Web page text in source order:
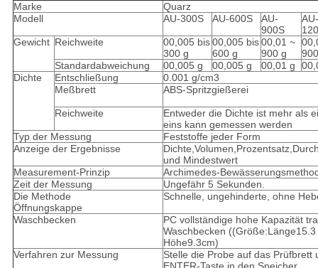
Marke
Quarz
Modell
AU-300S AU-600S
AU-
900S
AU-
Gewicht Reichweite
00,005 bis
300 g
00,005 bis
600 g
00,01 ~
900 g
Standardabweichung
00,005 g 00,005 g 00,01 g
Dichte
Entschließung
0.001 g/cm3
Meßbrett
ABS-Spritzgießerei
Reichweite
Entweder die Dichte ist mehr als
eins kann gemessen werden
Typ der Messung
Feststoffe jeder Form
Anzeige der Ergebnisse
und Mindestwert
Measurement-Prinzip
Archimedes-
Zeit der Messung
Ungefähr 5 Sekunden.
Die Methode
Öffnungskappe
Schnelle, ungehinderte, ohne
Waschbecken
PC vollständige hohe Kapazität
Waschbecken
Höhe9.3cm)
Verfahren zur Messung
Stelle die Probe auf das Prüfbrett